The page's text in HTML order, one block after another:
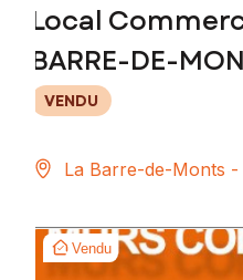
Local
BARRE-DE-
VENDU
La Barre-de-Monts -
Vendu